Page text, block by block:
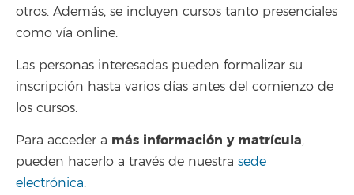
otros. Además, se incluyen cursos tanto presenciales
como vía online.
Las personas interesadas pueden formalizar su
inscripción hasta varios días antes del comienzo de
los cursos.
Para acceder a más información y matrícula,
pueden hacerlo a través de nuestra sede
electrónica.